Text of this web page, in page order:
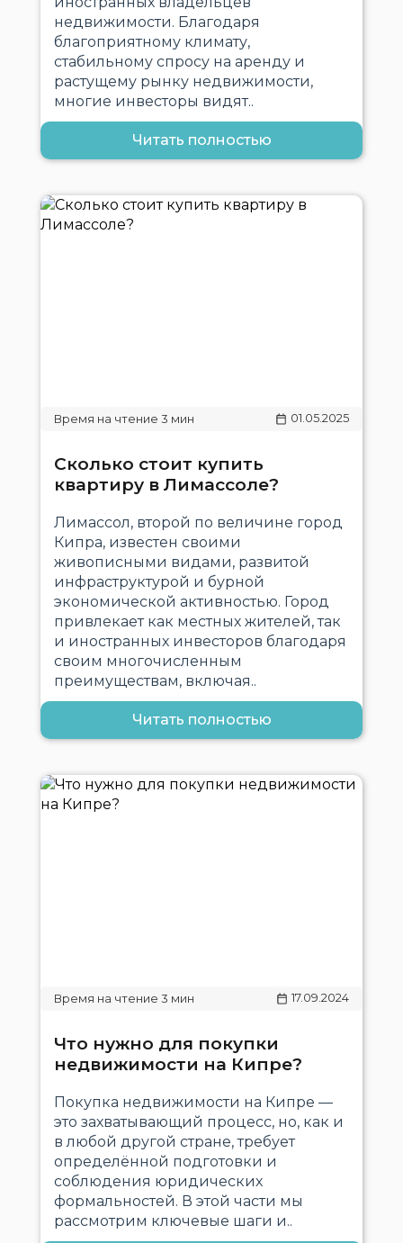
недвижимости. Благодаря
благоприятному климату,
стабильному спросу на аренду и
растущему рынку недвижимости,
многие инвесторы видят..
Читать полностью
01.05.2025
Сколько стоит купить
квартиру в Лимассоле?
Лимассол, второй по величине город
Кипра, известен своими
живописными видами, развитой
инфраструктурой и бурной
экономической активностью. Город
привлекает как местных жителей, так
и иностранных инвесторов благодаря
своим многочисленным
преимуществам, включая..
Читать полностью
17.09.2024
Что нужно для покупки
недвижимости на Кипре?
Покупка недвижимости на Кипре —
это захватывающий процесс, но, как и
в любой другой стране, требует
определённой подготовки и
соблюдения юридических
формальностей. В этой части мы
рассмотрим ключевые шаги и..